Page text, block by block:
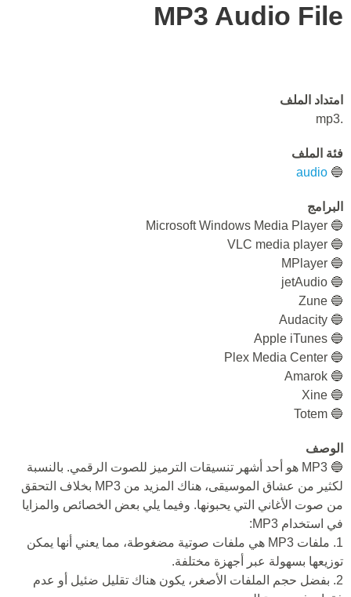
MP3 Audio File
امتداد الملف
.mp3
فئة الملف
🔵
audio
البرامج
🔵 Microsoft Windows Media Player
🔵 VLC media player
🔵 MPlayer
🔵 jetAudio
🔵 Zune
🔵 Audacity
🔵 Apple iTunes
🔵 Plex Media Center
🔵 Amarok
🔵 Xine
🔵 Totem
الوصف
🔵 MP3 هو أحد أشهر تنسيقات الترميز للصوت الرقمي. بالنسبة
لكثير من عشاق الموسيقى، هناك المزيد من MP3 بخلاف التحقق
من صوت الأغاني التي يحبونها. وفيما يلي بعض الخصائص والمزايا
في استخدام MP3:
1. ملفات MP3 هي ملفات صوتية مضغوطة، مما يعني أنها يمكن
توزيعها بسهولة عبر أجهزة مختلفة.
2. بفضل حجم الملفات الأصغر، يكون هناك تقليل ضئيل أو عدم